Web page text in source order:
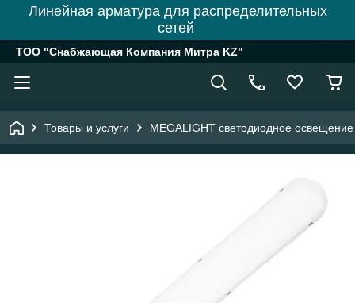
Линейная арматура для распределительных
сетей
ТОО "Снабжающая Компания Митра KZ"
Товары и услуги MEGALIGHT светодиодное освещение